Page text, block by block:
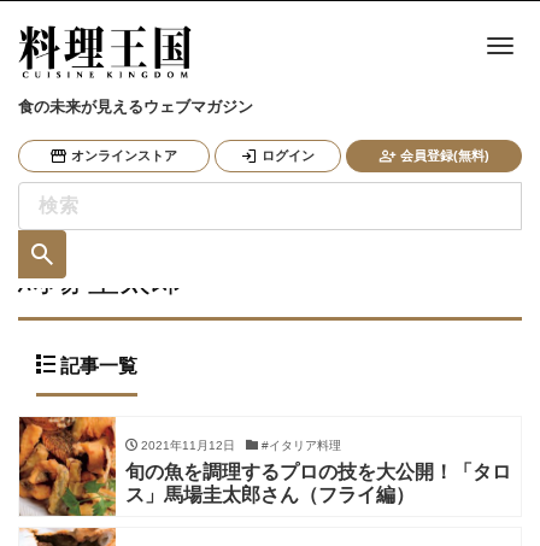
食の未来が見えるウェブマガジン
オンラインストア ログイン 会員登録(無料)
ナ
馬場 圭太郎
記事一覧
2021年11月12日 #イタリア料理
旬の魚を調理するプロの技を大公開！「タロ
ス」馬場圭太郎さん（フライ編）